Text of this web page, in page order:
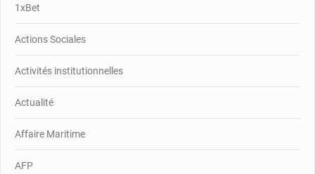
1xBet
Actions Sociales
Activités institutionnelles
Actualité
Affaire Maritime
AFP